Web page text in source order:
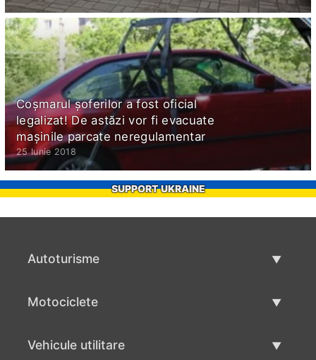
Coșmarul șoferilor a fost oficial
legalizat! De astăzi vor fi evacuate
mașinile parcate neregulamentar
25 Iunie 2018
SUPPORT UKRAINE
Autoturisme
Motociclete
Vehicule utilitare